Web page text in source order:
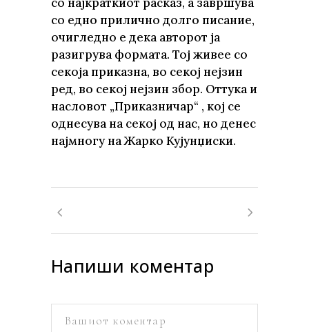
со едно прилично долго писание,
очигледно е дека авторот ја
разигрува формата. Тој живее со
секоја приказна, во секој нејзин
ред, во секој нејзин збор. Оттука и
насловот „Приказничар“ , кој се
однесува на секој од нас, но денес
најмногу на Жарко Кујунџиски.
Напиши коментар